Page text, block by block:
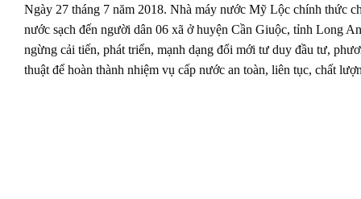
Ngày 27 tháng 7 năm 2018. Nhà máy nước Mỹ Lộc chính thức
nước sạch đến người dân 06 xã ở huyện Cần Giuộc, tỉnh Long
ngừng cải tiến, phát triển, mạnh dạng đổi mới tư duy đầu tư,
thuật để hoàn thành nhiệm vụ cấp nước an toàn, liên tục, chất